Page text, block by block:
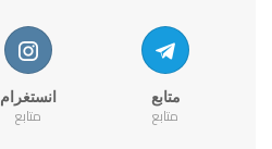
متابع
متابع
انستغرام
متابع